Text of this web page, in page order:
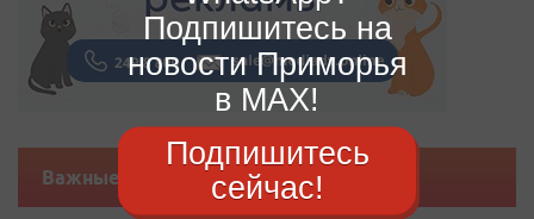
Важные новости
Подпишитесь на
новости Приморья
в MAX!
Подпишитесь
сейчас!